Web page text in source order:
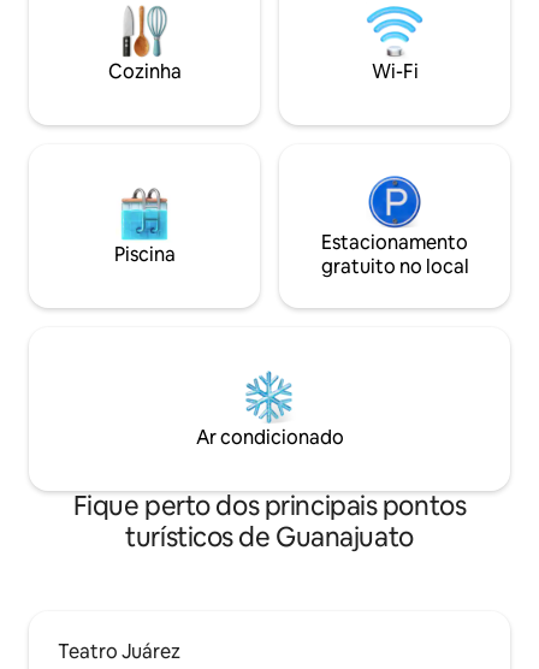
de uma praça e vista para a cidade a
partir de varandas traseiras duplas, você
realmente se sentirá mimado. Casa de
um andar, boa opção para pessoas mais
Cozinha Wi-Fi
Piscina
Estacionamento
gratuito no local
Ar condicionado
Fique perto dos principais pontos
turísticos de Guanajuato
Teatro Juárez